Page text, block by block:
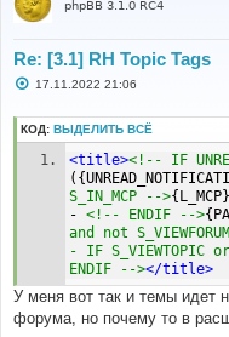
phpBB 3.1.0 RC4
Re: [3.1] RH Topic Tags
С
б
щ
17.11.2022 21:06
КОД: ВЫДЕЛИТЬ ВСЁ
<title><!-- IF
S_IN_MCP -->
- <!-- ENDIF -->
and not
- IF S_VIEWTOPIC or
ENDIF --></title>
У меня вот так и темы идет
форума, но почему то в